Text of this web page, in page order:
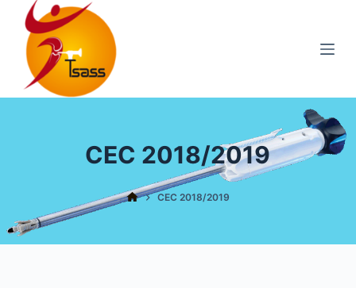
t
e
n
CEC 2018/2019
CEC 2018/2019